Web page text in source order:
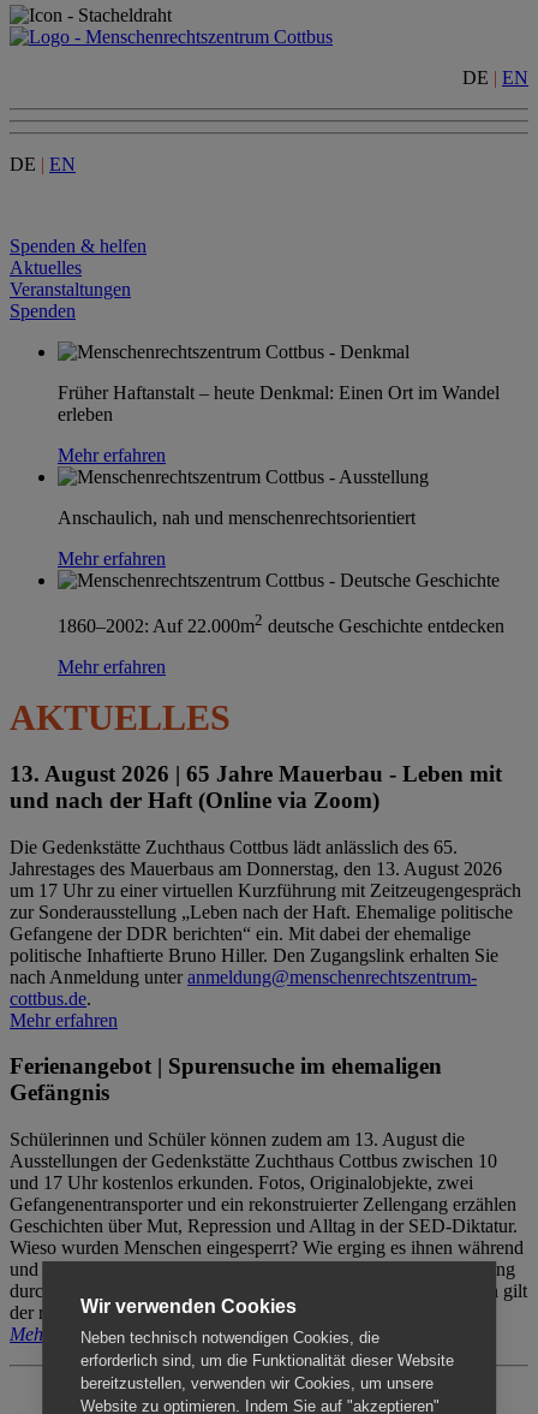
DE | EN
DE | EN
Spenden & helfen
Aktuelles
Veranstaltungen
Spenden
Früher Haftanstalt – heute Denkmal: Einen Ort im Wandel
erleben
Mehr erfahren
Anschaulich, nah und menschenrechtsorientiert
Mehr erfahren
1860–2002: Auf 22.000m2 deutsche Geschichte entdecken
Mehr erfahren
AKTUELLES
13. August 2026 | 65 Jahre Mauerbau - Leben mit
und nach der Haft (Online via Zoom)
Die Gedenkstätte Zuchthaus Cottbus lädt anlässlich des 65.
Jahrestages des Mauerbaus am Donnerstag, den 13. August 2026
um 17 Uhr zu einer virtuellen Kurzführung mit Zeitzeugengespräch
zur Sonderausstellung „Leben nach der Haft. Ehemalige politische
Gefangene der DDR berichten“ ein. Mit dabei der ehemalige
politische Inhaftierte Bruno Hiller. Den Zugangslink erhalten Sie
nach Anmeldung unteranmeldung@menschenrechtszentrum-
cottbus.de.
Mehr erfahren
Ferienangebot | Spurensuche im ehemaligen
Gefängnis
Schülerinnen und Schüler können zudem am 13. August die
Ausstellungen der Gedenkstätte Zuchthaus Cottbus zwischen 10
und 17 Uhr kostenlos erkunden. Fotos, Originalobjekte, zwei
Gefangenentransporter und ein rekonstruierter Zellengang erzählen
Geschichten über Mut, Repression und Alltag in der SED-Diktatur.
Wieso wurden Menschen eingesperrt? Wie erging es ihnen während
und nach der Haft? Der Besuch erfolgt individuell ohne Betreuung
durch das Menschenrechtszentrum Cottbus. Für Begleitpersonen gilt
der reguläre Eintritt (8€ / ermäßigt 5€).
Mehr erfahren
Wir verwenden Cookies
Neben technisch notwendigen Cookies, die
erforderlich sind, um die Funktionalität dieser Website
bereitzustellen, verwenden wir Cookies, um unsere
Website zu optimieren. Indem Sie auf "akzeptieren"